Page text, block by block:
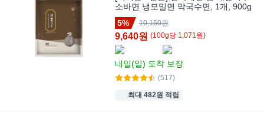
소바면 냉모밀면 막국수면, 1개, 900g
5%
10,150원
9,640원 (100g당 1,071 원)
내일(일) 도착 보장
(517)
최대 482원 적립